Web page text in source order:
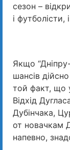
сезон –
і футболісти,
Якщо
шансів
той факт, що
Відхід
Дубінчака,
от новачкам
напевно,